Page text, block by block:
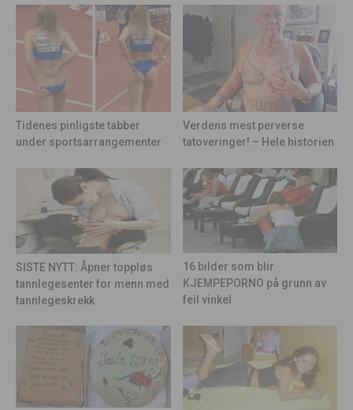
Tidenes pinligste tabber
under sportsarrangementer
Verdens mest perverse
tatoveringer! – Hele historien
SISTE NYTT: Åpner toppløs
tannlegesenter for menn med
tannlegeskrekk
16 bilder som blir
KJEMPEPORNO på grunn av
feil vinkel